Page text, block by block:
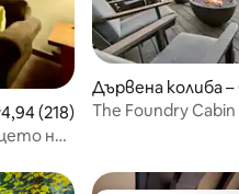
оценка: 4,94 от 5, 218
4,94 (218)
на
Дървена колиба –
y
The Foundry